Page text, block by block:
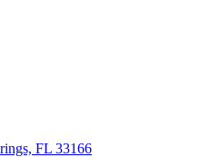
FL 33166